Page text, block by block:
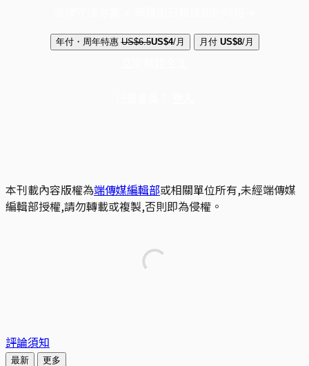
年付・周年特惠 US$6.5US$4/月 月付 US$8/月
本刊載內容版權為端傳媒編輯部或相關單位所有,未經端傳媒
編輯部授權,請勿轉載或複製,否則即為侵權。
評論須知
最新 更多